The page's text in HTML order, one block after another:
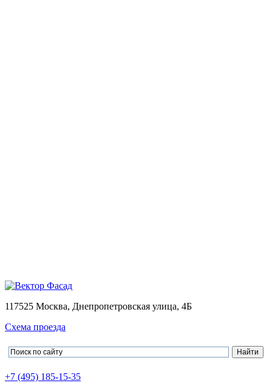
117525 Москва, Днепропетровская улица, 4Б
Схема проезда
+7 (495) 185-15-35